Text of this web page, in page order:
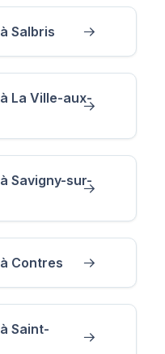
Salbris
La Ville-aux-
Savigny-sur-
Contres
Saint-